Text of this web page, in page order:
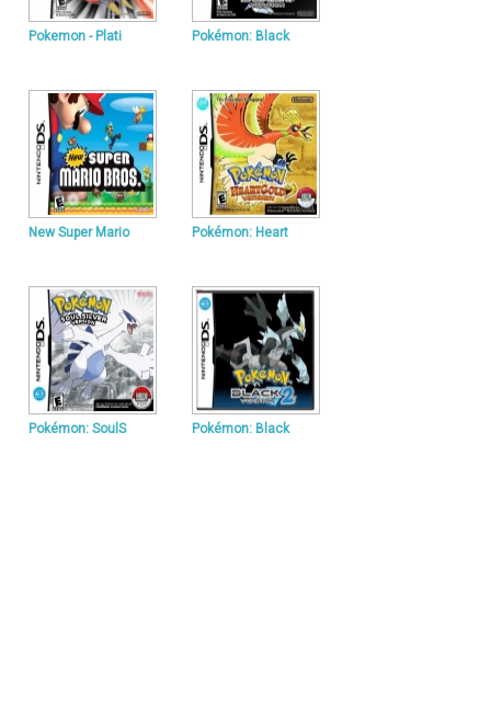
Pokemon - Plati Pokémon: Black
New Super Mario Pokémon: Heart
Pokémon: SoulS Pokémon: Black